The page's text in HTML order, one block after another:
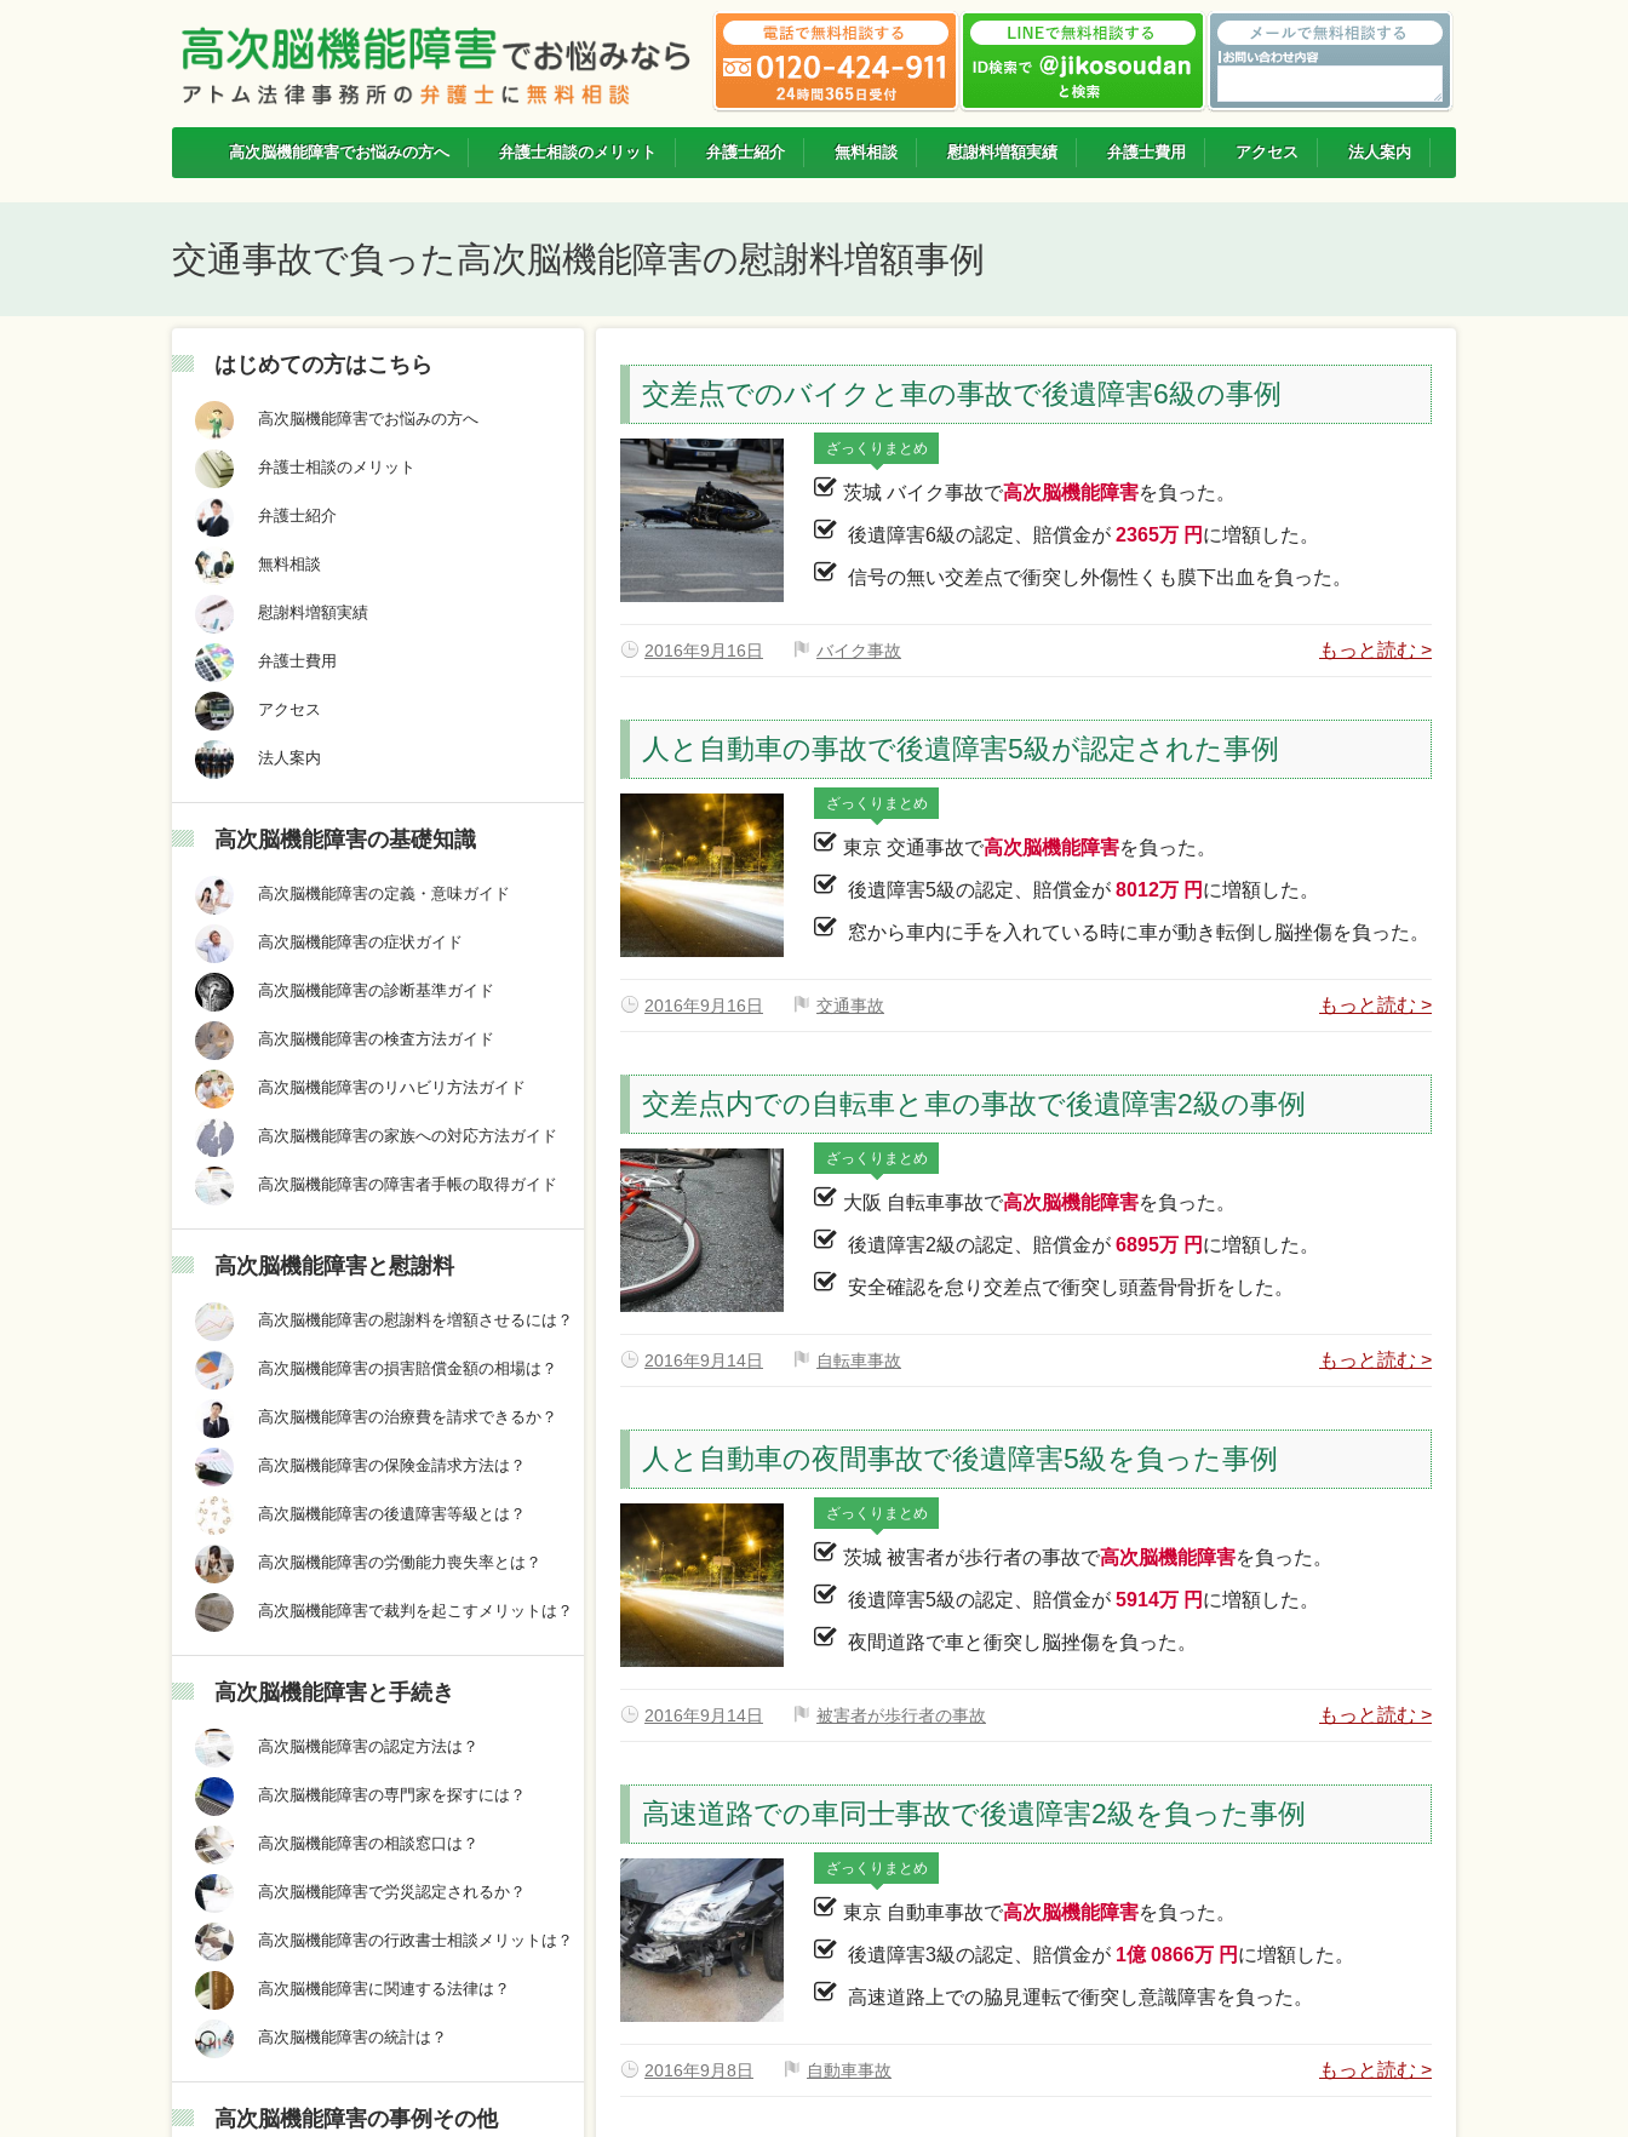
高次脳機能障害でお悩みの方へ 弁護士相談のメリット 弁護士紹介 無料相談 慰謝料増額実績 弁護士費用 アクセス 法人案内
交通事故で負った高次脳機能障害の慰謝料増額事例
交差点でのバイクと車の事故で後遺障害6級の事例
ざっくりまとめ
茨城 バイク事故で高次脳機能障害を負った。
後遺障害6級の認定、賠償金が 2365万 円 に増額した。
信号の無い交差点で衝突し外傷性くも膜下出血を負った。
2016年9月16日 バイク事故 もっと読む >
人と自動車の事故で後遺障害5級が認定された事例
ざっくりまとめ
東京 交通事故で高次脳機能障害を負った。
後遺障害5級の認定、賠償金が 8012万 円 に増額した。
窓から車内に手を入れている時に車が動き転倒し脳挫傷を負った。
2016年9月16日 交通事故 もっと読む >
交差点内での自転車と車の事故で後遺障害2級の事例
ざっくりまとめ
大阪 自転車事故で高次脳機能障害を負った。
後遺障害2級の認定、賠償金が 6895万 円 に増額した。
安全確認を怠り交差点で衝突し頭蓋骨骨折をした。
2016年9月14日 自転車事故 もっと読む >
人と自動車の夜間事故で後遺障害5級を負った事例
ざっくりまとめ
茨城 被害者が歩行者の事故で高次脳機能障害を負った。
後遺障害5級の認定、賠償金が 5914万 円 に増額した。
夜間道路で車と衝突し脳挫傷を負った。
2016年9月14日 被害者が歩行者の事故 もっと読む >
高速道路での車同士事故で後遺障害2級を負った事例
ざっくりまとめ
東京 自動車事故で高次脳機能障害を負った。
後遺障害3級の認定、賠償金が 1億 0866万 円 に増額した。
高速道路上での脇見運転で衝突し意識障害を負った。
2016年9月8日 自動車事故 もっと読む >
はじめての方はこちら
高次脳機能障害でお悩みの方へ
弁護士相談のメリット
弁護士紹介
無料相談
慰謝料増額実績
弁護士費用
アクセス
法人案内
高次脳機能障害の基礎知識
高次脳機能障害の定義・意味ガイド
高次脳機能障害の症状ガイド
高次脳機能障害の診断基準ガイド
高次脳機能障害の検査方法ガイド
高次脳機能障害のリハビリ方法ガイド
高次脳機能障害の家族への対応方法ガイド
高次脳機能障害の障害者手帳の取得ガイド
高次脳機能障害と慰謝料
高次脳機能障害の慰謝料を増額させるには？
高次脳機能障害の損害賠償金額の相場は？
高次脳機能障害の治療費を請求できるか？
高次脳機能障害の保険金請求方法は？
高次脳機能障害の後遺障害等級とは？
高次脳機能障害の労働能力喪失率とは？
高次脳機能障害で裁判を起こすメリットは？
高次脳機能障害と手続き
高次脳機能障害の認定方法は？
高次脳機能障害の専門家を探すには？
高次脳機能障害の相談窓口は？
高次脳機能障害で労災認定されるか？
高次脳機能障害の行政書士相談メリットは？
高次脳機能障害に関連する法律は？
高次脳機能障害の統計は？
高次脳機能障害の事例その他